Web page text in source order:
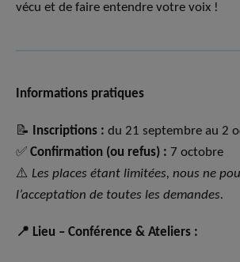
vécu et de faire entendre votre voix !
Informations pratiques
📝 Inscriptions : du 21 septembre au 2
✅ Confirmation (ou refus) : 7 octobre
⚠️ Les places étant limitées, nous ne
l’acceptation de toutes les demandes.
📍 Lieu – Conférence & Ateliers :